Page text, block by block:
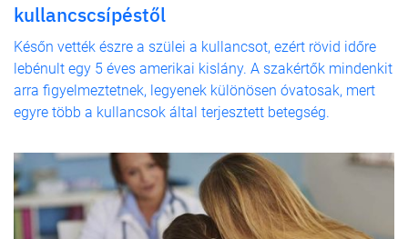
kullancscsípéstől
Későn vették észre a szülei a kullancsot, ezért rövid időre
lebénult egy 5 éves amerikai kislány. A szakértők mindenkit
arra figyelmeztetnek, legyenek különösen óvatosak, mert
egyre több a kullancsok által terjesztett betegség.